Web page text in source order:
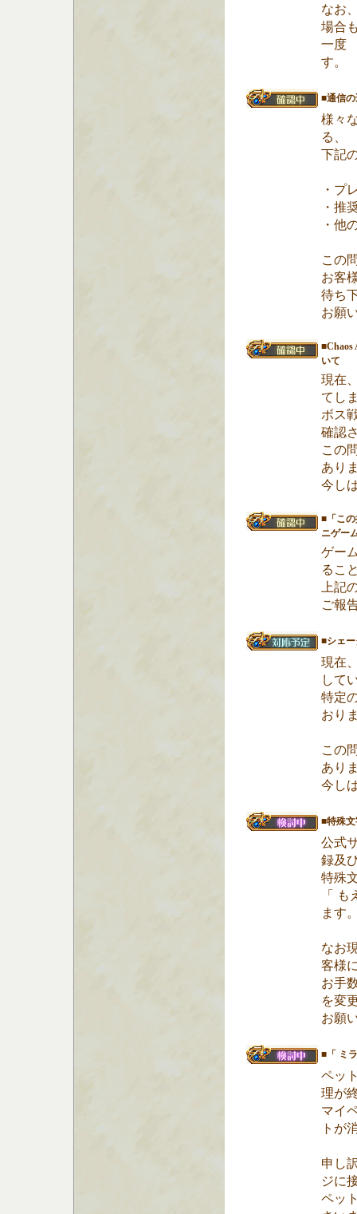
なお
場合
一
す。
■通信
様々
る、
下記
・プ
・推
・他
この
お客
待ち
お願
■Chaos
いて
現在
てし
ボス
確認
この
あり
今し
■「こ
ニゲー
ゲー
るこ
上記
ご報
■シェ
現在
して
特定
おり
この
あり
今し
■特殊
公式
録及
特殊
「
ます
なお
客様
お手
を変
お願
■「 ミ
ペッ
理が
マイ
トが
申し
ジに
ペッ